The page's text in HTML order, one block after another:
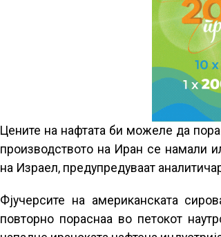
Цените на нафтата би можеле да
производството на Иран се намали
на Израел, предупредуваат
Фјучерсите на американската
повторно пораснаа во петокот